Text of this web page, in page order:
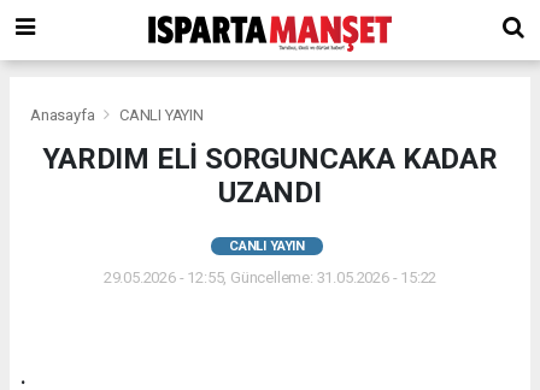
Anasayfa CANLI YAYIN
YARDIM ELİ SORGUNCAKA KADAR
UZANDI
CANLI YAYIN
29.05.2026 - 12:55, Güncelleme: 31.05.2026 - 15:22
.